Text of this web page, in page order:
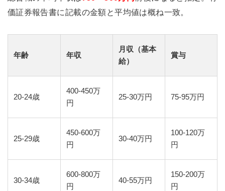
価証券報告書に記載の金額と平均値は概ね一致。
年齢 年収
月収（基本
給）
賞与
20-24歳
400-450万
円
25-30万円 75-95万円
25-29歳
450-600万
円
30-40万円
100-120万
円
30-34歳
600-800万
円
40-55万円
150-200万
円